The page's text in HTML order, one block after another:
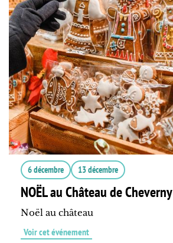
6 décembre 13 décembre
NOËL au Château de Cheverny
Noël au château
Voir cet événement